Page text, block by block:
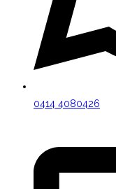
0414 4080426